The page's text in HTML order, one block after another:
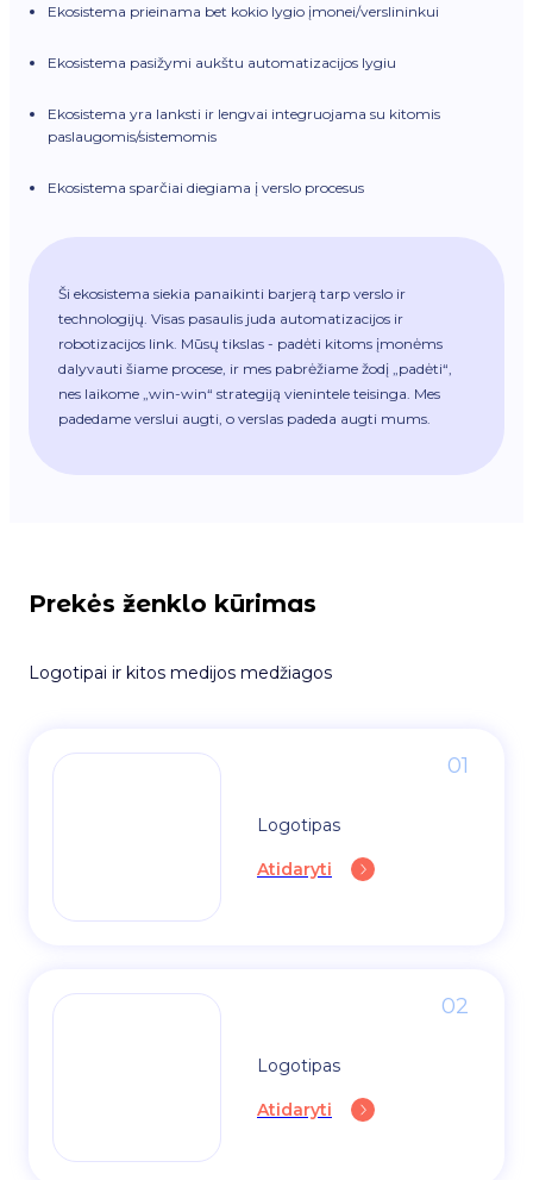
Ekosistema prieinama bet kokio lygio įmonei/verslininkui
Ekosistema pasižymi aukštu automatizacijos lygiu
Ekosistema yra lanksti ir lengvai integruojama su kitomis
paslaugomis/sistemomis
Ekosistema sparčiai diegiama į verslo procesus
Ši ekosistema siekia panaikinti barjerą tarp verslo ir
technologijų. Visas pasaulis juda automatizacijos ir
robotizacijos link. Mūsų tikslas - padėti kitoms įmonėms
dalyvauti šiame procese, ir mes pabrėžiame žodį „padėti“,
nes laikome „win-win“ strategiją vienintele teisinga. Mes
padedame verslui augti, o verslas padeda augti mums.
Prekės ženklo kūrimas
Logotipai ir kitos medijos medžiagos
01
Logotipas
Atidaryti
02
Logotipas
Atidaryti